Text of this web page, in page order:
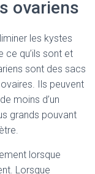
ovariens
les kystes
ce qu’ils sont et
sont des sacs
Ils peuvent
moins d’un
grands pouvant
lorsque
Lorsque